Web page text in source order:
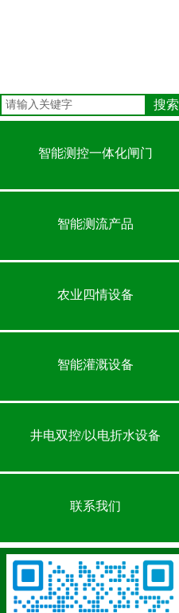
搜索
智能测控一体化闸门
智能测流产品
农业四情设备
智能灌溉设备
井电双控/以电折水设备
联系我们